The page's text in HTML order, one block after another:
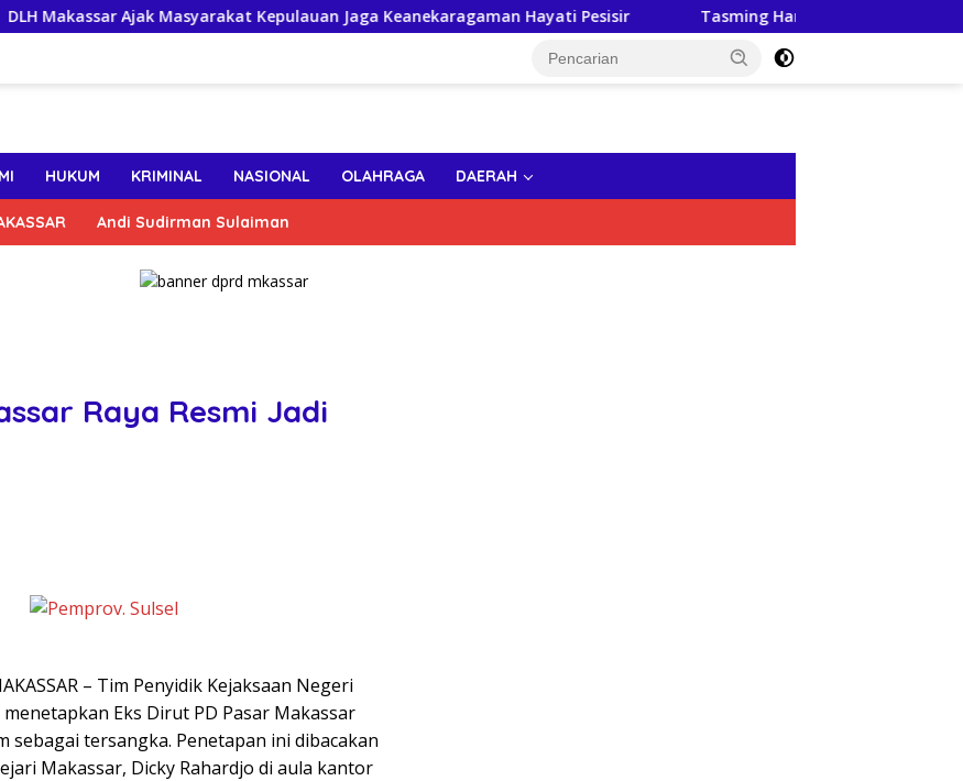
Ajak Masyarakat Kepulauan Jaga Keanekaragaman Hayati Pesisir Tasming Hamid Dorong Peningkatan
HUKUM KRIMINAL NASIONAL OLAHRAGA DAERAH
Andi Sudirman Sulaiman
Raya Resmi Jadi
– Tim Penyidik Kejaksaan Negeri
Eks Dirut PD Pasar Makassar
sebagai tersangka. Penetapan ini dibacakan
Makassar, Dicky Rahardjo di aula kantor